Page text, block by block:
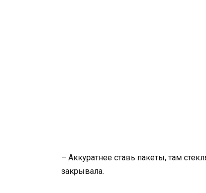
– Аккуратнее ставь пакеты, там
закрывала.